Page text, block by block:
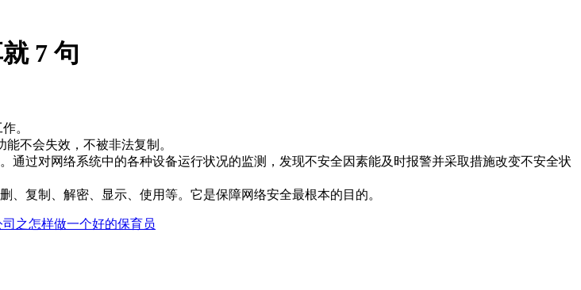
7 句
。
不会失效，不被非法复制。
过对网络系统中的各种设备运行状况的监测，发现不安全因素能及时报警并采取措施改变不安全状
复制、解密、显示、使用等。它是保障网络安全最根本的目的。
之怎样做一个好的保育员